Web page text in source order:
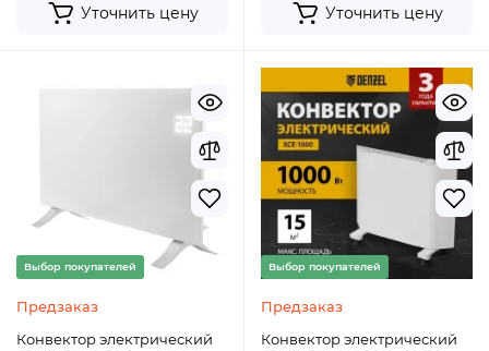
Уточнить цену Уточнить цену
Выбор покупателей
Предзаказ
Конвектор электрический
Выбор покупателей
Предзаказ
Конвектор электрический